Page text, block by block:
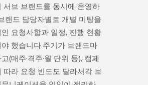
서브 브랜드를 동시에 운영하
랜드 담당자별로 개별 미팅을
요청사항과 일정, 진행 현황
했습니다.주기가 브랜드마
(매주·격주·월 단위 등), 캠페
따라 요청 빈도도 달라서각 브